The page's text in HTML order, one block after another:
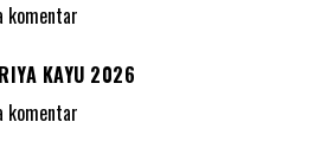
komentar
KAYU 2026
komentar